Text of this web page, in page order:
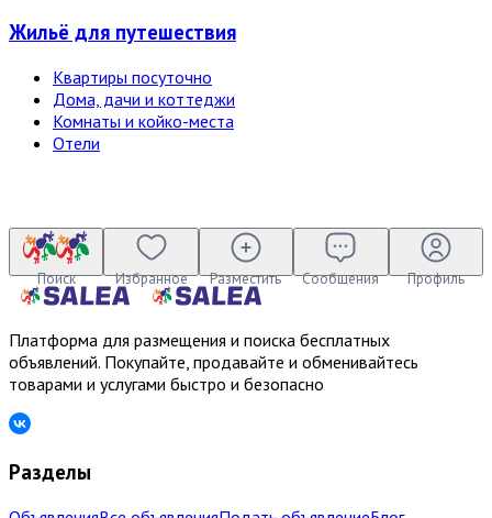
Жильё для путешествия
Квартиры посуточно
Дома, дачи и коттеджи
Комнаты и койко-места
Отели
Поиск Избранное Разместить Сообщения Профиль
Платформа для размещения и поиска бесплатных
объявлений. Покупайте, продавайте и обменивайтесь
товарами и услугами быстро и безопасно
Разделы